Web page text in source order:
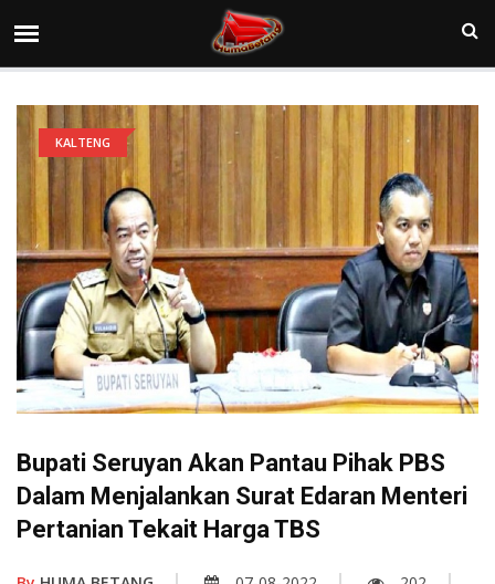
KALTENG
Bupati Seruyan Akan Pantau Pihak PBS
Dalam Menjalankan Surat Edaran Menteri
Pertanian Tekait Harga TBS